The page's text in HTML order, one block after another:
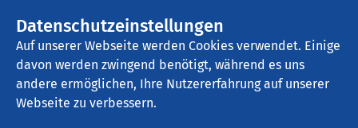
Datenschutzeinstellungen
Auf unserer Webseite werden Cookies verwendet. Einige
davon werden zwingend benötigt, während es uns
andere ermöglichen, Ihre Nutzererfahrung auf unserer
Webseite zu verbessern.
AMEOS Klinikum Kaiserstuhl